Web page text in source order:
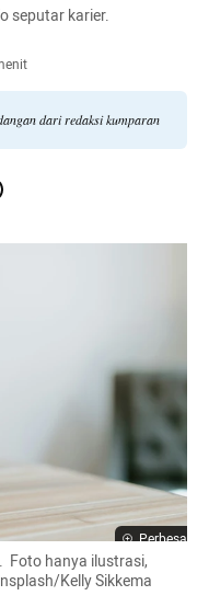
seputar karier.
dari redaksi kumparan
Perbesar
Foto hanya ilustrasi,
Kelly Sikkema